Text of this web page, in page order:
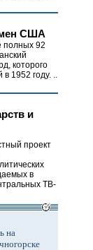
США
полных 92
которого
1952 году. ..
и
проект
в
ТВ-
на